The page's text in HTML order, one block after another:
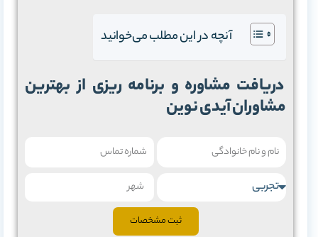
آنچه در این مطلب می‌خوانید
دریافت مشاوره و برنامه ریزی از بهترین
مشاوران آیدی نوین
ثبت مشخصات